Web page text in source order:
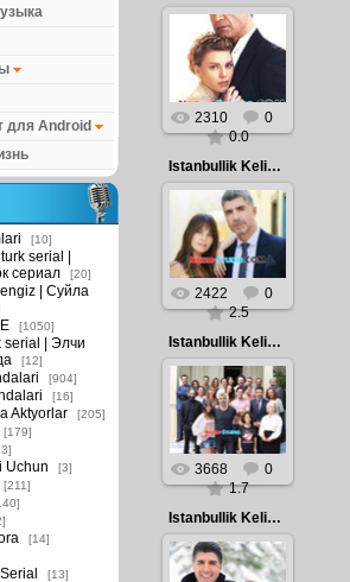
для Android
[10]
serial |
сериал
[20]
| Суйла
[1050]
serial | Элчи
[12]
[904]
[16]
Aktyorlar [205]
[179]
Uchun [3]
[211]
[14]
[13]
2018.02.13
Istanbullik Kelin |
Истанбуллик
Келин
Admin
2310
0
0.0
Istanbullik Kelin | Истанбуллик Келин
2018.02.13
Istanbullik Kelin |
Истанбуллик
Келин
Admin
2422
0
2.5
Istanbullik Kelin | Истанбуллик Келин
2018.02.13
Istanbullik Kelin |
Истанбуллик
Келин
Admin
3668
0
1.7
Istanbullik Kelin | Истанбуллик Келин
2018.02.13